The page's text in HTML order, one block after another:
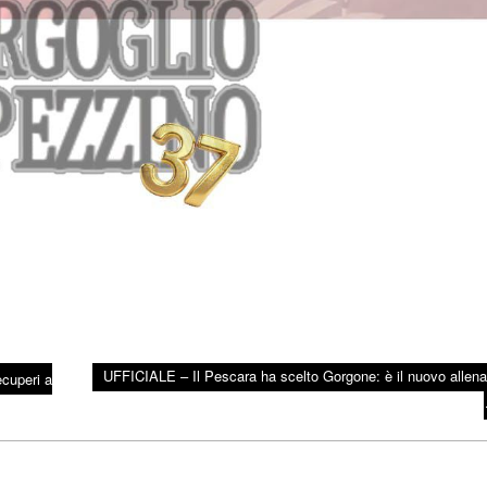
a
UFFICIALE – Il Pescara ha scelto Gorgone: è il nuovo